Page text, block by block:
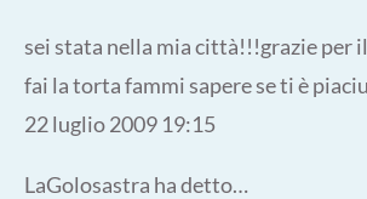
sei stata nella mia città!!!grazie per
fai la torta fammi sapere se ti è
22 luglio 2009 19:15
LaGolosastra ha detto…